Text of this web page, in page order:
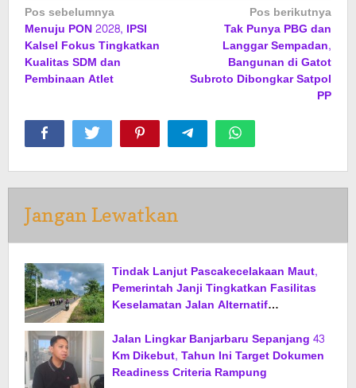
Navigasi
pos
Pos sebelumnya
Menuju PON 2028, IPSI
Kalsel Fokus Tingkatkan
Kualitas SDM dan
Pembinaan Atlet
Pos berikutnya
Tak Punya PBG dan
Langgar Sempadan,
Bangunan di Gatot
Subroto Dibongkar Satpol
PP
Jangan Lewatkan
Tindak Lanjut Pascakecelakaan Maut,
Pemerintah Janji Tingkatkan Fasilitas
Keselamatan Jalan Alternatif
Jalan Lingkar Banjarbaru Sepanjang 43
Km Dikebut, Tahun Ini Target Dokumen
Readiness Criteria Rampung